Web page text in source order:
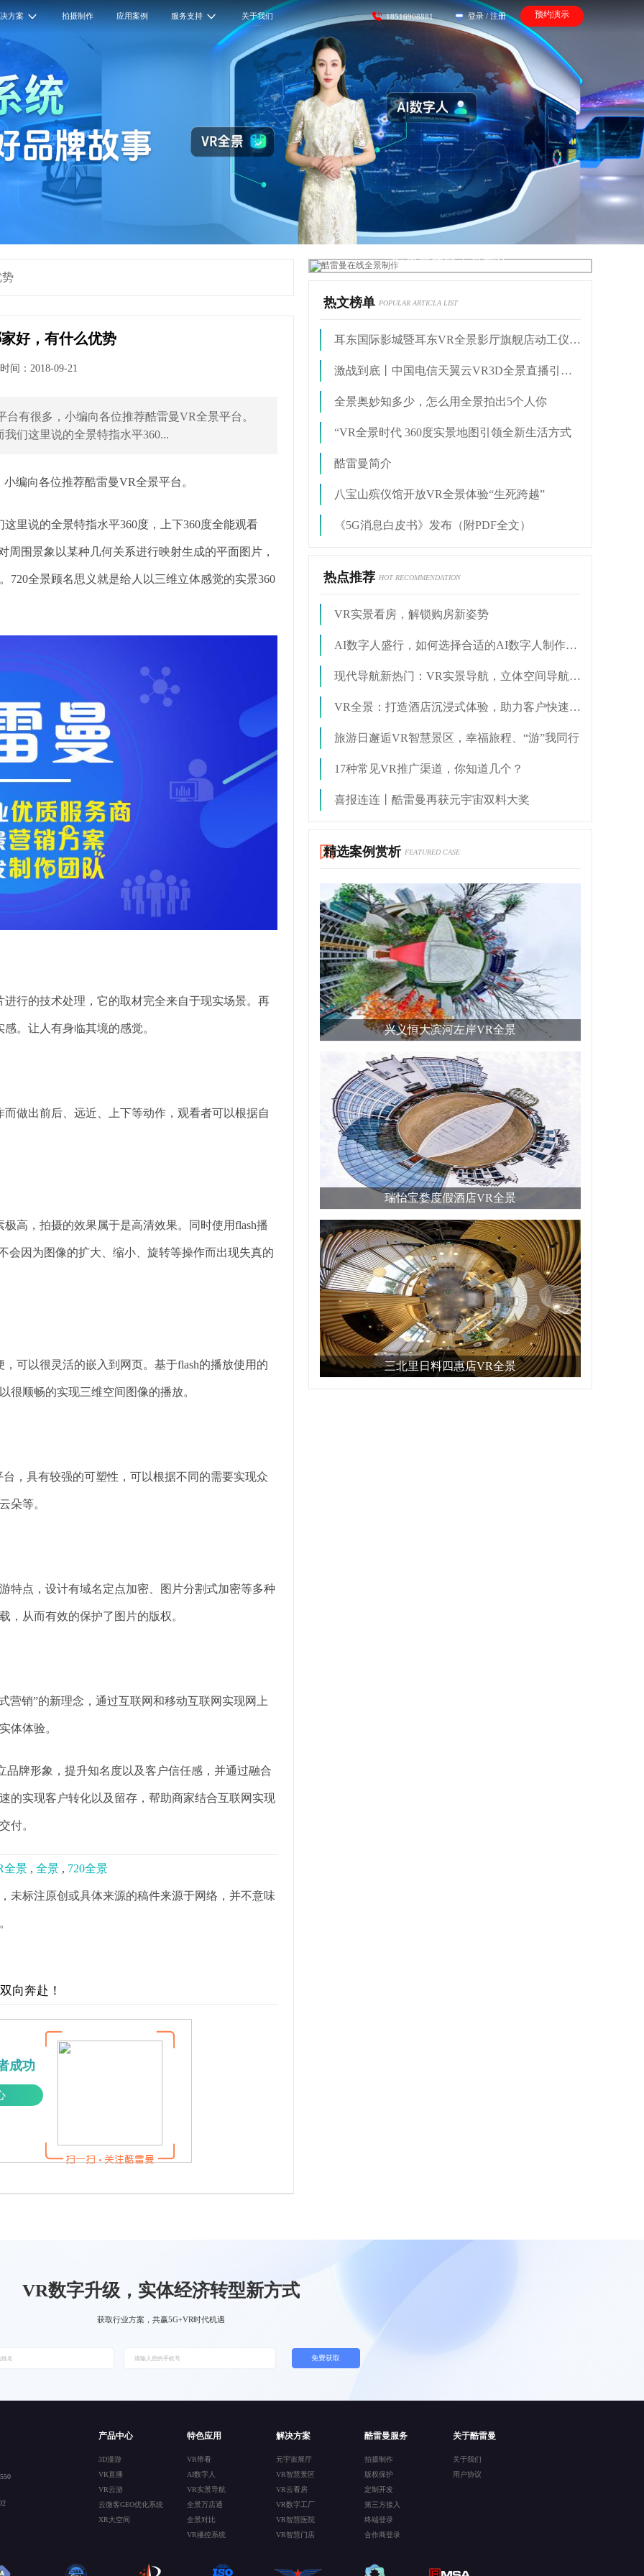
方案 拍摄制作 应用案例 服务支持 关于我们 18516908881 登录 / 注册 预约演示
势
好，有什么优势
间：2018-09-21
有很多，小编向各位推荐酷雷曼VR全景平台。
们这里说的全景特指水平360...
编向各位推荐酷雷曼VR全景平台。
里说的全景特指水平360度，上下360度全能观看
围景象以某种几何关系进行映射生成的平面图片，
720全景顾名思义就是给人以三维立体感觉的实景360
行的技术处理，它的取材完全来自于现实场景。再
。让人有身临其境的感觉。
做出前后、远近、上下等动作，观看者可以根据自
高，拍摄的效果属于是高清效果。同时使用flash播
会因为图像的扩大、缩小、旋转等操作而出现失真的
可以很灵活的嵌入到网页。基于flash的播放使用的
很顺畅的实现三维空间图像的播放。
，具有较强的可塑性，可以根据不同的需要实现众
朵等。
特点，设计有域名定点加密、图片分割式加密等多种
，从而有效的保护了图片的版权。
营销”的新理念，通过互联网和移动互联网实现网上
体体验。
牌形象，提升知名度以及客户信任感，并通过融合
的实现客户转化以及留存，帮助商家结合互联网实现
付。
全景 , 全景 , 720全景
未标注原创或具体来源的稿件来源于网络，并不意味
向奔赴！
成功
酷雷曼在线全景制作
热文榜单 POPULAR ARTICLA LIST
耳东国际影城暨耳东VR全景影厅旗舰店动工仪式盛大举行
激战到底丨中国电信天翼云VR3D全景直播引燃拳击热火
全景奥妙知多少，怎么用全景拍出5个人你
“VR全景时代 360度实景地图引领全新生活方式
酷雷曼简介
八宝山殡仪馆开放VR全景体验“生死跨越”
《5G消息白皮书》发布（附PDF全文）
热点推荐 HOT RECOMMENDATION
VR实景看房，解锁购房新姿势
AI数字人盛行，如何选择合适的AI数字人制作平台？
现代导航新热门：VR实景导航，立体空间导航新方案
VR全景：打造酒店沉浸式体验，助力客户快速决策
旅游日邂逅VR智慧景区，幸福旅程、“游”我同行
17种常见VR推广渠道，你知道几个？
喜报连连丨酷雷曼再获元宇宙双料大奖
精选案例赏析 FEATURED CASE
兴义恒大滨河左岸VR全景
瑞怡宝婺度假酒店VR全景
三北里日料四惠店VR全景
VR数字升级，实体经济转型新方式
获取行业方案，共赢5G+VR时代机遇
免费获取
产品中心
3D漫游
VR直播
VR云游
云微客GEO优化系统
XR大空间
特色应用
VR带看
AI数字人
VR实景导航
全景万店通
全景对比
VR播控系统
解决方案
元宇宙展厅
VR智慧景区
VR云看房
VR数字工厂
VR智慧医院
VR智慧门店
酷雷曼服务
拍摄制作
版权保护
定制开发
第三方接入
终端登录
合作商登录
关于酷雷曼
关于我们
用户协议